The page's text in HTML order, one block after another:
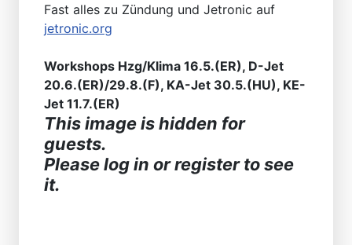
Fast alles zu Zündung und Jetronic auf
jetronic.org
Workshops Hzg/Klima 16.5.(ER), D-Jet
20.6.(ER)/29.8.(F), KA-Jet 30.5.(HU), KE-
Jet 11.7.(ER)
This image is hidden for
guests.
Please log in or register to see
it.